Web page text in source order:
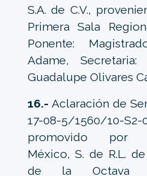
S.A. de C.V.,
Primera Sala
Ponente:
Adame, Secretaria:
Guadalupe Olivares
16.- Aclaración de
17-08-5/1560/10-S2-
promovido por
México, S. de R.L.
de la Octava